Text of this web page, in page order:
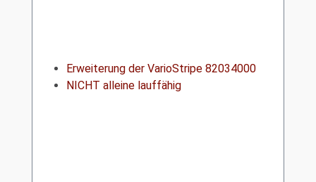
Erweiterung der VarioStripe 82034000
NICHT alleine lauffähig